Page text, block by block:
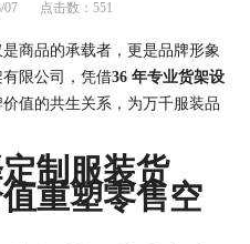
07 点击数：551
商品的承载者，更是品牌形象
限公司，凭借36 年专业货架设
价值的共生关系，为万千服装品
制服装货
重塑零售空